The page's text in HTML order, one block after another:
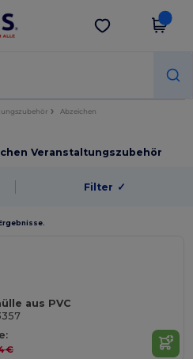
App holen
Abzeichen
Veranstaltungszubehör
Filter ✓
aus PVC
€